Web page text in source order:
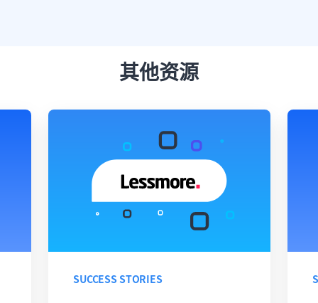
其他资源
SUCCESS STORIES